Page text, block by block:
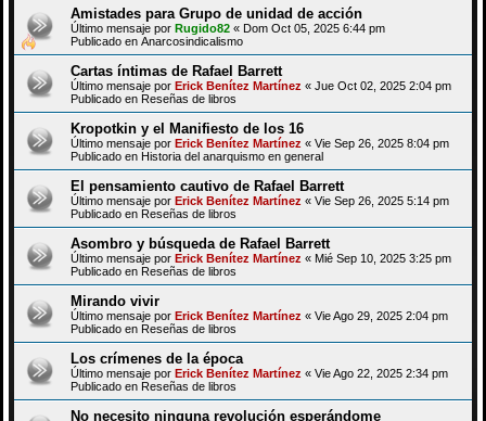
Amistades para Grupo de unidad de acción
Último mensaje por Rugido82 « Dom Oct 05, 2025 6:44 pm
Publicado en Anarcosindicalismo
Cartas íntimas de Rafael Barrett
Último mensaje por Erick Benítez Martínez « Jue Oct 02, 2025 2:04 pm
Publicado en Reseñas de libros
Kropotkin y el Manifiesto de los 16
Último mensaje por Erick Benítez Martínez « Vie Sep 26, 2025 8:04 pm
Publicado en Historia del anarquismo en general
El pensamiento cautivo de Rafael Barrett
Último mensaje por Erick Benítez Martínez « Vie Sep 26, 2025 5:14 pm
Publicado en Reseñas de libros
Asombro y búsqueda de Rafael Barrett
Último mensaje por Erick Benítez Martínez « Mié Sep 10, 2025 3:25 pm
Publicado en Reseñas de libros
Mirando vivir
Último mensaje por Erick Benítez Martínez « Vie Ago 29, 2025 2:04 pm
Publicado en Reseñas de libros
Los crímenes de la época
Último mensaje por Erick Benítez Martínez « Vie Ago 22, 2025 2:34 pm
Publicado en Reseñas de libros
No necesito ninguna revolución esperándome